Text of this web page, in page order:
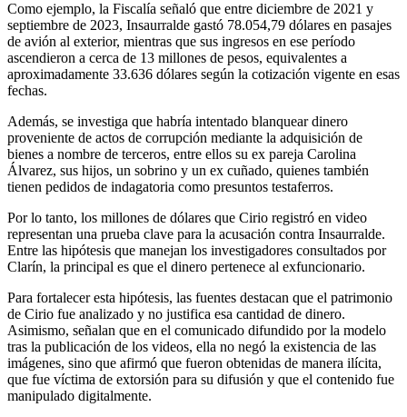
Como ejemplo, la Fiscalía señaló que entre diciembre de 2021 y
septiembre de 2023, Insaurralde gastó 78.054,79 dólares en pasajes
de avión al exterior, mientras que sus ingresos en ese período
ascendieron a cerca de 13 millones de pesos, equivalentes a
aproximadamente 33.636 dólares según la cotización vigente en esas
fechas.
Además, se investiga que habría intentado blanquear dinero
proveniente de actos de corrupción mediante la adquisición de
bienes a nombre de terceros, entre ellos su ex pareja Carolina
Álvarez, sus hijos, un sobrino y un ex cuñado, quienes también
tienen pedidos de indagatoria como presuntos testaferros.
Por lo tanto, los millones de dólares que Cirio registró en video
representan una prueba clave para la acusación contra Insaurralde.
Entre las hipótesis que manejan los investigadores consultados por
Clarín, la principal es que el dinero pertenece al exfuncionario.
Para fortalecer esta hipótesis, las fuentes destacan que el patrimonio
de Cirio fue analizado y no justifica esa cantidad de dinero.
Asimismo, señalan que en el comunicado difundido por la modelo
tras la publicación de los videos, ella no negó la existencia de las
imágenes, sino que afirmó que fueron obtenidas de manera ilícita,
que fue víctima de extorsión para su difusión y que el contenido fue
manipulado digitalmente.